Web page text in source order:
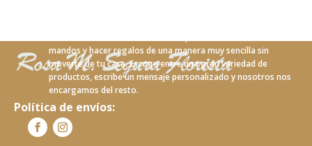
Política de envíos:
mandos y hacer regalos de una manera muy sencilla sin
moverte de tu casa. Escoge entre una gran variedad de
productos, escribe un mensaje personalizado y nosotros nos
encargamos del resto.